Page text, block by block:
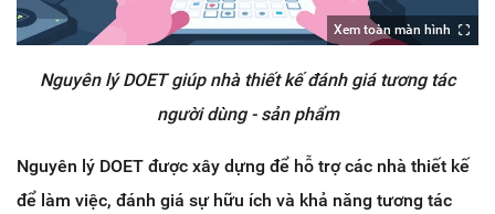
Xem toàn màn hình
Nguyên lý DOET giúp nhà thiết kế đánh giá tương tác
người dùng - sản phẩm
Nguyên lý DOET được xây dựng để hỗ trợ các nhà thiết kế
để làm việc, đánh giá sự hữu ích và khả năng tương tác